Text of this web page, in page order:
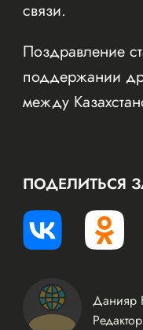
связи.
Поздравление
поддержании
между
ПОДЕЛИТЬСЯ
Данияр
Редактор